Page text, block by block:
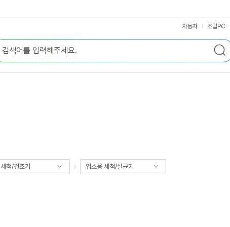
검
색
자동차 조립PC
척/건조기 업소용 세척/살균기